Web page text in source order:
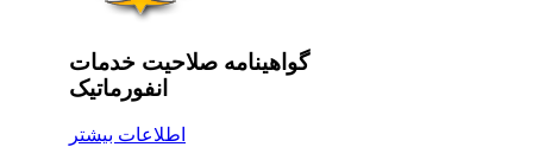
گواهینامه صلاحیت خدمات
انفورماتیک
اطلاعات بیشتر